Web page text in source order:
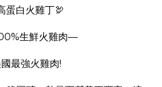
蛋白火雞丁🦃️
生鮮火雞肉—
最強火雞肉!